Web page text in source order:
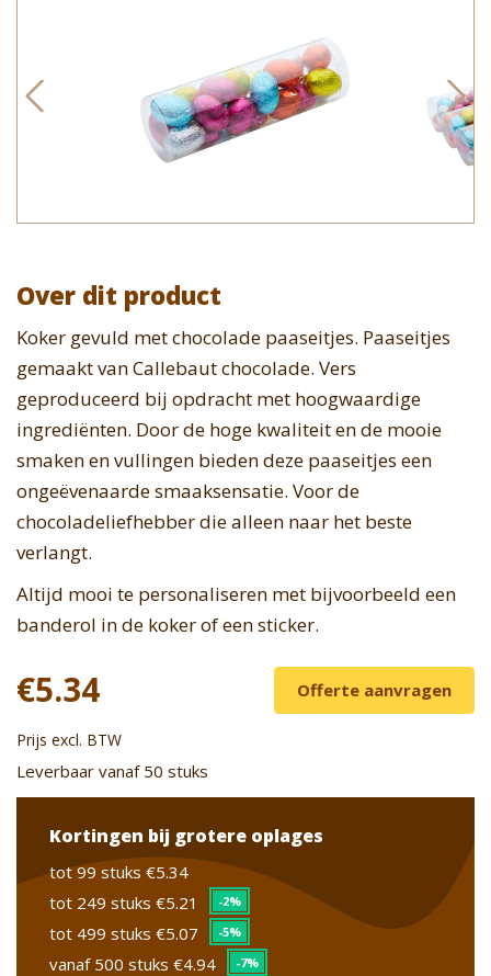
Over dit product
Koker gevuld met chocolade paaseitjes. Paaseitjes
gemaakt van Callebaut chocolade. Vers
geproduceerd bij opdracht met hoogwaardige
ingrediënten. Door de hoge kwaliteit en de mooie
smaken en vullingen bieden deze paaseitjes een
ongeëvenaarde smaaksensatie. Voor de
chocoladeliefhebber die alleen naar het beste
verlangt.
Altijd mooi te personaliseren met bijvoorbeeld een
banderol in de koker of een sticker.
€5.34 Offerte aanvragen
Prijs excl. BTW
Leverbaar vanaf 50 stuks
Kortingen bij grotere oplages
tot 99 stuks €5.34
tot 249 stuks €5.21 -2%
tot 499 stuks €5.07 -5%
vanaf 500 stuks €4.94 -7%